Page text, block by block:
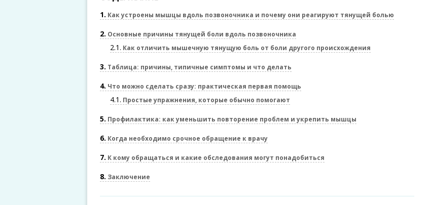
1 Как устроены мышцы вдоль позвоночника и почему они реагируют тянущей болью
2 Основные причины тянущей боли вдоль позвоночника
2.1 Как отличить мышечную тянущую боль от боли другого происхождения
3 Таблица: причины, типичные симптомы и что делать
4 Что можно сделать сразу: практическая первая помощь
4.1 Простые упражнения, которые обычно помогают
5 Профилактика: как уменьшить повторение проблем и укрепить мышцы
6 Когда необходимо срочное обращение к врачу
7 К кому обращаться и какие обследования могут понадобиться
8 Заключение